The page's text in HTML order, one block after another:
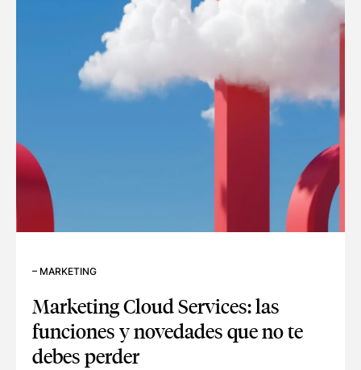
– MARKETING
Marketing Cloud Services: las
funciones y novedades que no te
debes perder